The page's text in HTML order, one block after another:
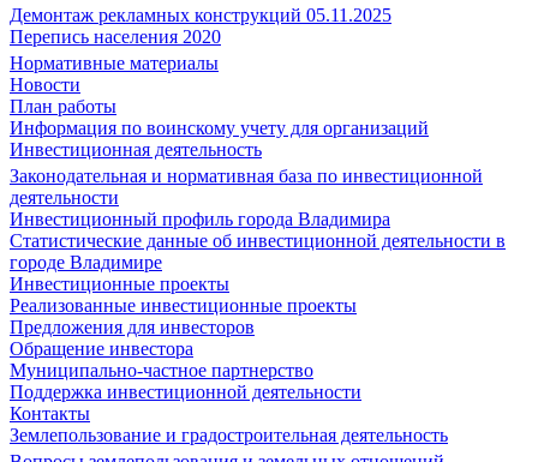
Демонтаж рекламных конструкций 05.11.2025
Перепись населения 2020
Нормативные материалы
Новости
План работы
Информация по воинскому учету для организаций
Инвестиционная деятельность
Законодательная и нормативная база по инвестиционной
деятельности
Инвестиционный профиль города Владимира
Статистические данные об инвестиционной деятельности в
городе Владимире
Инвестиционные проекты
Реализованные инвестиционные проекты
Предложения для инвесторов
Обращение инвестора
Муниципально-частное партнерство
Поддержка инвестиционной деятельности
Контакты
Землепользование и градостроительная деятельность